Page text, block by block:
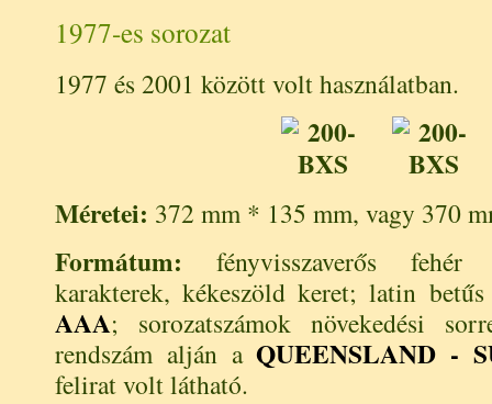
1977-es sorozat
1977 és 2001 között volt használatban.
Méretei: 372 mm * 135 mm, vagy 370
Formátum: fényvisszaverős fehér
karakterek, kékeszöld keret; latin
AAA; sorozatszámok növekedési
rendszám alján aQUEENSLAND -
felirat volt látható.